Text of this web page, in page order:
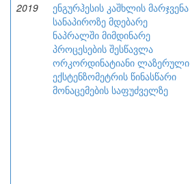
2019
ენგურჰესის კაშხლის მარჯვენა
სანაპიროზე მდებარე
ნაპრალში მიმდინარე
პროცესების შესწავლა
ორკორდინატიანი ლაზერული
ექსტენზომეტრის წინასწარი
მონაცემების საფუძველზე